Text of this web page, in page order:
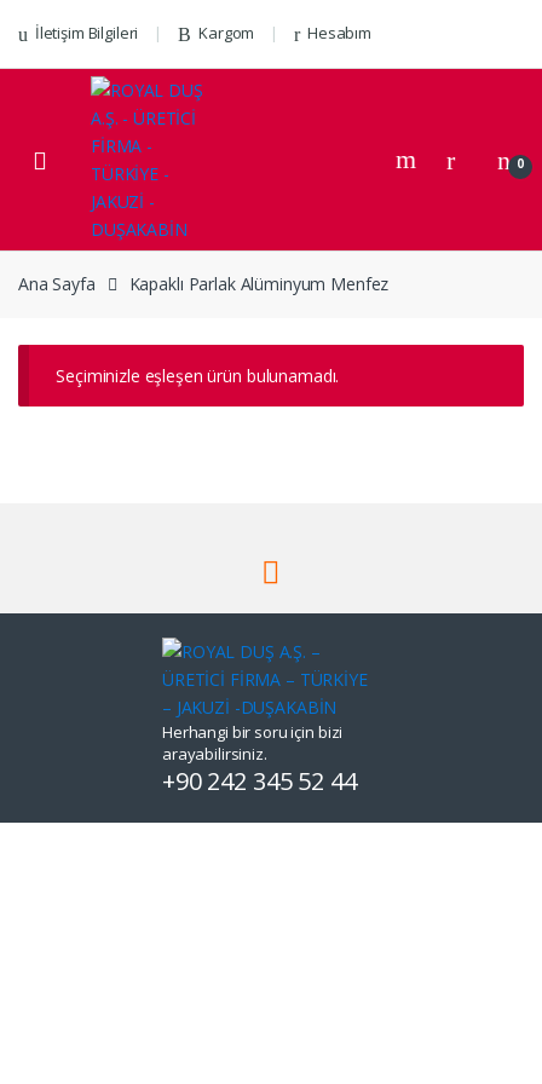
İletişim Bilgileri Kargom Hesabım
0
Ana Sayfa Kapaklı Parlak Alüminyum Menfez
Seçiminizle eşleşen ürün bulunamadı.
Herhangi bir soru için bizi
arayabilirsiniz.
+90 242 345 52 44